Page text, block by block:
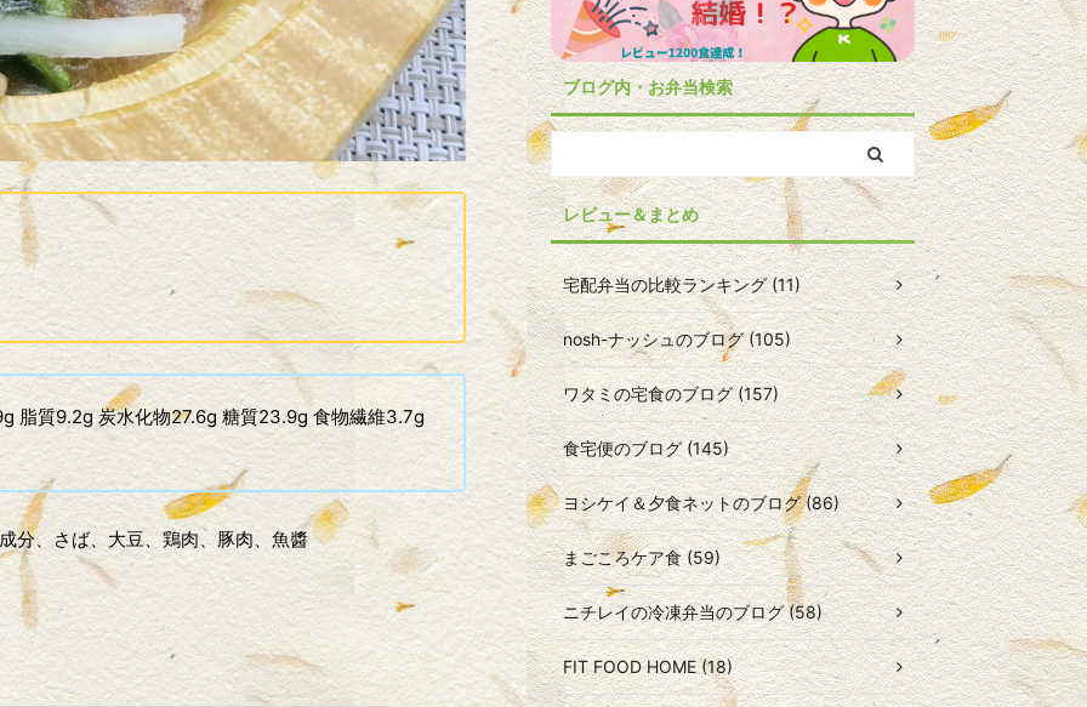
脂質9.2g 炭水化物27.6g 糖質23.9g 食物繊維3.7g
、さば、大豆、鶏肉、豚肉、魚醬
ブログ内・お弁当検索
レビュー＆まとめ
宅配弁当の比較ランキング (11)
nosh-ナッシュのブログ (105)
ワタミの宅食のブログ (157)
食宅便のブログ (145)
ヨシケイ＆夕食ネットのブログ (86)
まごころケア食 (59)
ニチレイの冷凍弁当のブログ (58)
FIT FOOD HOME (18)